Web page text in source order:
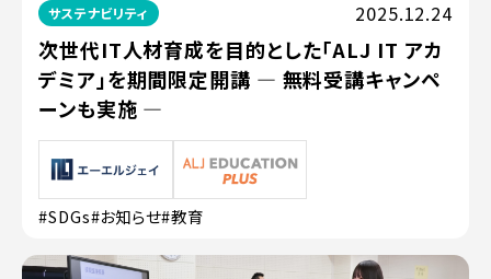
サステナビリティ 2025.12.24
次世代IT人材育成を目的とした「ALJ IT アカ
デミア」を期間限定開講 ― 無料受講キャンペ
ーンも実施 ―
#SDGs#お知らせ#教育